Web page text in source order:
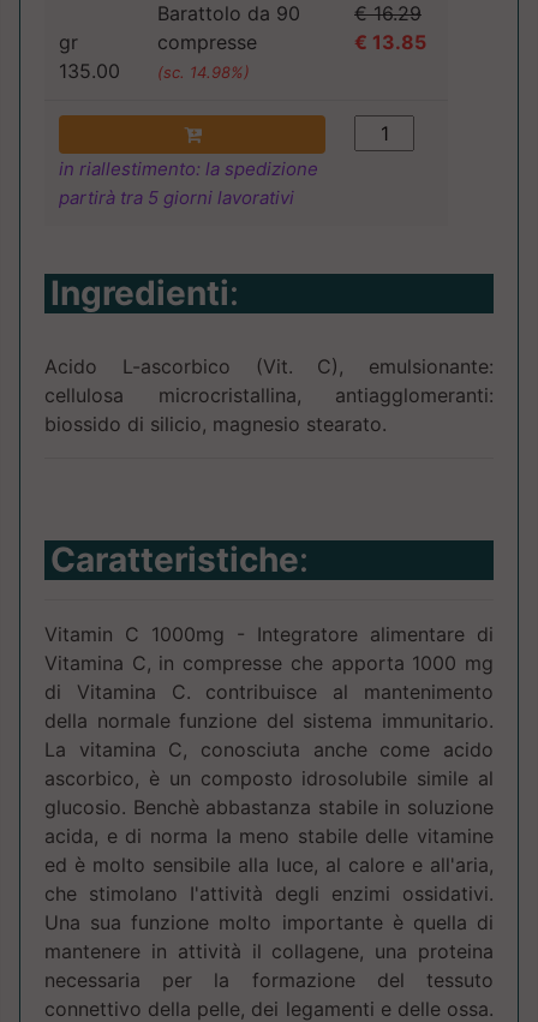
gr
135.00
Barattolo da 90
compresse
(sc. 14.98%)
€ 16.29
€ 13.85
in riallestimento: la spedizione
partirà tra 5 giorni lavorativi
Ingredienti:
Acido L-ascorbico (Vit. C), emulsionante:
cellulosa microcristallina, antiagglomeranti:
biossido di silicio, magnesio stearato.
Caratteristiche:
Vitamin C 1000mg - Integratore alimentare di
Vitamina C, in compresse che apporta 1000 mg
di Vitamina C. contribuisce al mantenimento
della normale funzione del sistema immunitario.
La vitamina C, conosciuta anche come acido
ascorbico, è un composto idrosolubile simile al
glucosio. Benchè abbastanza stabile in soluzione
acida, e di norma la meno stabile delle vitamine
ed è molto sensibile alla luce, al calore e all'aria,
che stimolano I'attività degli enzimi ossidativi.
Una sua funzione molto importante è quella di
mantenere in attività il collagene, una proteina
necessaria per la formazione del tessuto
connettivo della pelle, dei legamenti e delle ossa.